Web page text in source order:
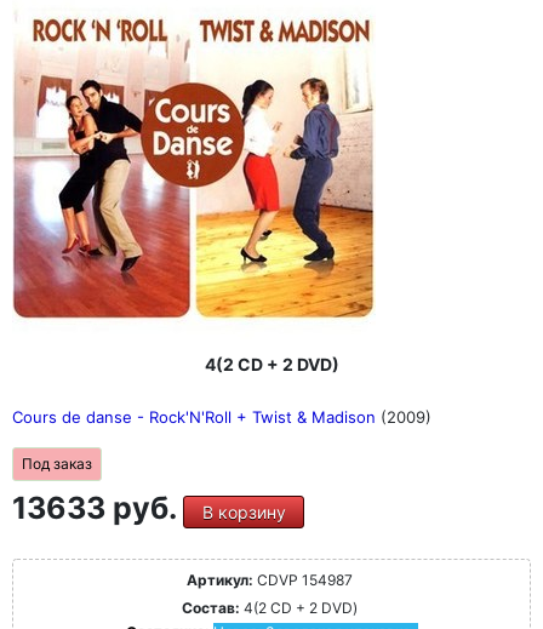
4(2 CD + 2 DVD)
Cours de danse - Rock'N'Roll + Twist & Madison (2009)
Под заказ
13633 руб. В корзину
Артикул: CDVP 154987
Состав: 4(2 CD + 2 DVD)